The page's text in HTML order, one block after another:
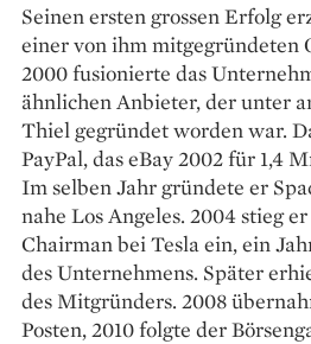
Seinen ersten grossen Erfolg
einer von ihm mitgegründeten
2000 fusionierte das
ähnlichen Anbieter, der unter
Thiel gegründet worden war.
PayPal, das eBay 2002 für 1,4
Im selben Jahr gründete er
nahe Los Angeles. 2004 stieg
Chairman bei Tesla ein, ein
des Unternehmens. Später
des Mitgründers. 2008
Posten, 2010 folgte der